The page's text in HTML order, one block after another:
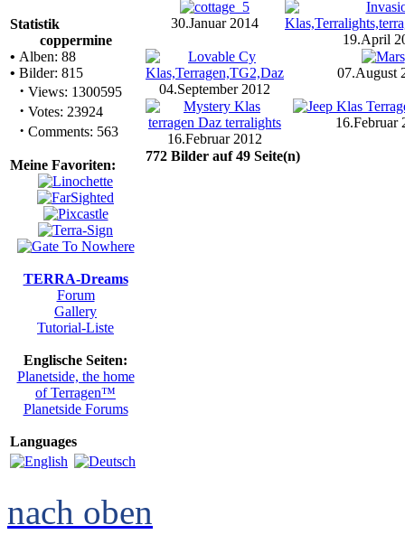
Statistik
coppermine
• Alben: 88
• Bilder: 815
· Views: 1300595
· Votes: 23924
· Comments: 563
Meine Favoriten:
TERRA-Dreams
Forum
Gallery
Tutorial-Liste
Englische Seiten:
Planetside, the home
of Terragen™
Planetside Forums
Languages
30.Januar 2014
19.April
04.September 2012
07.August
16.Februar 2012
16.Februar
772 Bilder auf 49 Seite(n)
nach oben